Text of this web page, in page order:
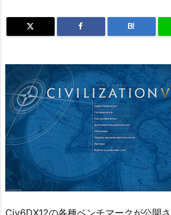
B!
Civ6DX12の各種ベンチマークが公開